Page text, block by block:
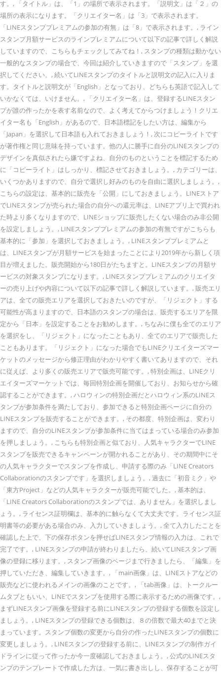
す。, 「タイトル」は、「1」の場所で表示されます。「説明文」は「２」の
場所の表示になります。「クリエイター名」は「3」で表示されます。
「LINEスタンププレミアムの参加の有無」は「8」で表示されます。, ライン
スタンプ月額サービスのラインプレミアムについて以下の記事で詳しく解説
していますので、こちらもチェックしてみてね！, スタンプの種類は動かない
一般的なスタンプの場合で、今回は紹介していきますので「スタンプ」を選
択してください。, 続いてLINEスタンプのタイトルと説明文の記入に入りま
す。タイトルと説明文が「English」となっており、どちらも英語で記入して
いかなくては、いけません。, 「クリエイター名」は、登録するLINEスタン
プが誰の作ったかを表す名前なので、よく考えてからつけましょう！クリエ
イター名も「English」があるので、日本語標記をしたい方は、編集から
「Japan」を選択して日本語も入れておきましょう！, 次にコピーライトです
が著作権と同じ意味を持っています。他の人に勝手に自分のLINEスタンプの
デザインを真似されたら嫌ですよね、自分のものということを標記するため
に「コピーライト」はしっかり、標記させておきましょう。, カテゴリーは、
いくつかありますので、自分で選択し好みのものを自由に選択しましょう。,
こちらの設定は、基本的に販売を「公開」にしておきましょう。LINEストア
でLINEスタンプが売られた場合の自分への還元率は、LINEアプリ上で買われ
た時より多くなりますので、LINEショップに販売したくない場合のみ非公開
を設定しましょう。, LINEスタンププレミアムの参加の有無ですがこちらも
基本的に「参加」を選択しておきましょう。, LINEスタンププレミアムと
は、LINEスタンプが月額サービスを始まったことにより2019年から新しく項
目が増えました。販売開始から180日がたちますと。LINEスタンプの月額サ
ービスの対象スタンプになります。, LINEスタンププレミアムのクリエイタ
ーの売り上げや内容について以下の記事で詳しく解説しています。, 販売エリ
アは、全ての販売エリアを選択しておきたいのですが、「リジェクト」する
可能性が高まりますので、日本語のスタンプの場合は、販売するエリアを限
定から「日本」を設定することをお勧めします。, ちなみに僕も全てのエリア
を選択をし、「リジェクト」になったこともあり、全てのエリアで販売した
こともあります。「リジェクト」になった場合でもLINEクリエイターズマー
ケットのメッセージから修正理由がわかりやすく書いてありますので、それ
に従えば、より多くの販売エリアで販売可能です。, 特別企画は、LINEクリ
エイターズマーケットでは、毎回特別企画を開催しており、お知らせから確
認することができます。, ハロウィンの特別企画だとハロウィン系のLINEス
タンプが参加条件を満たしており、参加できると特別企画ページに自分の
LINEスタンプを販売することができます。, その都度、特別企画は、変わり
ますので、自分のLINEスタンプが参加条件に当てはまっている場合のみ参加
を押しましょう。, こちらも特別企画と似ており、人気キャラクターでLINE
スタンプを販売できるキャンペーンが開かれることがあり、その期間中にそ
の人気キャラクターでスタンプを作成し、申請する際のみ「LINE Creators
Collaborationのスタンプです」を選択しましょう。, 過去に「初音ミク」や
「東方Project」などの人気キャラクターが販売可能でした。, 基本的は、
「LINE Creators Collaborationのスタンプでは、ありません」を選択しまし
ょう。, ライセンス証明欄は、基本的に触らなくて大丈夫です。ライセンス証
明書等の必要がある場合のみ、入力していきましょう。, 全て入力したことを
確認した上で、下の保存ボタンを押せばLINEスタンプ情報の入力は、これで
完了です。, LINEスタンプの申請が終わりましたら、続いてLINEスタンプ画
像の登録に移ります。, スタンプ画像のページまで行きましたら、「編集」を
押していただき、編集していきます。, 「main画像」は、LINEストアなどの
販売などに使われるメインの画像のことです。, 「tab画像」は、トークルー
ムタブともいい、LINEでスタンプを使用する際に表示するための画像です。,
まずLINEスタンプ画像を登録する前にLINEスタンプの登録する個数を設定し
ましょう。, LINEスタンプの登録できる個数は、８の倍数で最大40までと決
まっています。スタンプ個数の変更から自分の作ったLINEスタンプの個数に
変更しましょう。, LINEスタンプの登録する前に、LINEスタンプの制作ガイ
ドラインに従って作ったか今一度確認しておきましょう。, 公式のLINEスタ
ンプのテンプレートで作成した方は、一気に書き出しし、保存することが可